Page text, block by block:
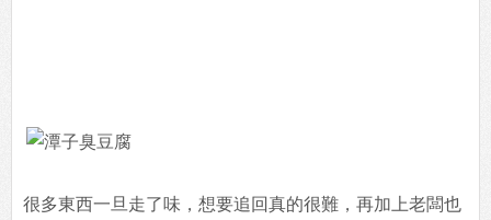
很多東西一旦走了味，想要追回真的很難，再加上老闆也